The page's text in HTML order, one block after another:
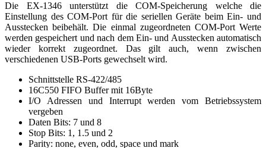
Die EX-1346 unterstützt die COM-Speicherung welche die
Einstellung des COM-Port für die seriellen Geräte beim Ein- und
Ausstecken beibehält. Die einmal zugeordneten COM-Port Werte
werden gespeichert und nach dem Ein- und Ausstecken automatisch
wieder korrekt zugeordnet. Das gilt auch, wenn zwischen
verschiedenen USB-Ports gewechselt wird.
Schnittstelle RS-422/485
16C550 FIFO Buffer mit 16Byte
I/O Adressen und Interrupt werden vom Betriebssystem
vergeben
Daten Bits: 7 und 8
Stop Bits: 1, 1.5 und 2
Parity: none, even, odd, space und mark